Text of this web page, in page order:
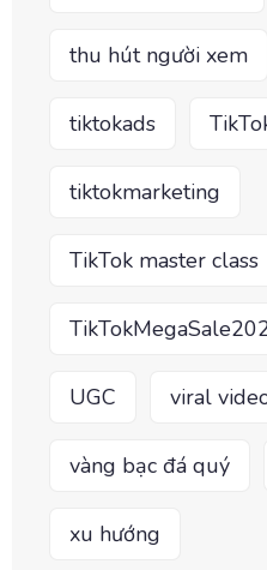
thu hút người xem
tiktokads
tiktokmarketing
TikTok master class
UGC viral
vàng bạc đá quý
xu hướng